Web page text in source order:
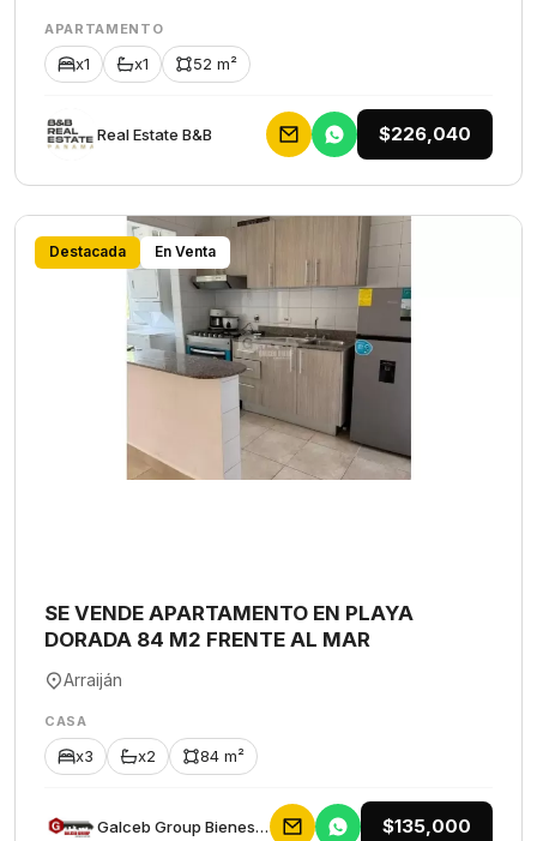
APARTAMENTO
x1 x1 52 m²
Rеаl Еstаtе В&В $226,040
Destacada En Venta
SE VENDE APARTAMENTO EN PLAYA
DORADA 84 M2 FRENTE AL MAR
Arraiján
CASA
x3 x2 84 m²
Galceb Group Bienes Raices $135,000